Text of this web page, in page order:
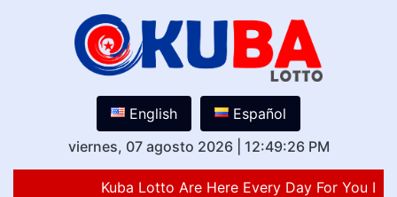
English
Español
viernes, 07 agosto 2026
12:49:26 PM
Kuba Lotto Are Here Every Day For You